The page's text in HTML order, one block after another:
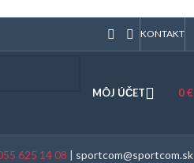
KONTAKT
MÔJ ÚČET 0€
625 14 08 | sportcom@sportcom.sk